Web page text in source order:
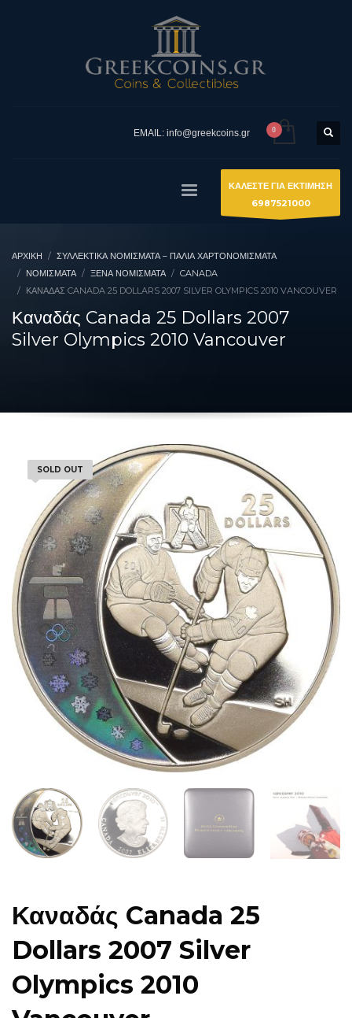
EMAIL: info@greekcoins.gr
ΚΑΛΕΣΤΕ ΓΙΑ ΕΚΤΙΜΗΣΗ
6987521000
ΑΡΧΙΚΉ
ΣΥΛΛΕΚΤΙΚΆ ΝΟΜΊΣΜΑΤΑ – ΠΑΛΙΆ ΧΑΡΤΟΝΟΜΊΣΜΑΤΑ
ΝΟΜΙΣΜΑΤΑ
ΞΈΝΑ ΝΟΜΊΣΜΑΤΑ
CANADA
ΚΑΝΑΔΆΣ CANADA 25 DOLLARS 2007 SILVER OLYMPICS 2010 VANCOUVER
Καναδάς Canada 25 Dollars 2007
Silver Olympics 2010 Vancouver
SOLD OUT
Καναδάς Canada 25
Dollars 2007 Silver
Olympics 2010